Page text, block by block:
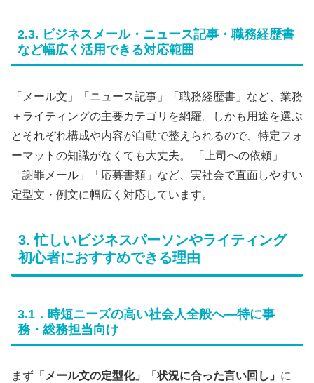
2.3. ビジネスメール・ニュース記事・職務経歴書
など幅広く活用できる対応範囲
「メール文」「ニュース記事」「職務経歴書」など、業務
＋ライティングの主要カテゴリを網羅。しかも用途を選ぶ
とそれぞれ構成や内容が自動で整えられるので、特定フォ
ーマットの知識がなくても大丈夫。 「上司への依頼」
「謝罪メール」「応募書類」など、実社会で直面しやすい
定型文・例文に幅広く対応しています。
3. 忙しいビジネスパーソンやライティング
初心者におすすめできる理由
3.1．時短ニーズの高い社会人全般へ―特に事
務・総務担当向け
まず 「メール文の定型化」「状況に合った言い回し」 に